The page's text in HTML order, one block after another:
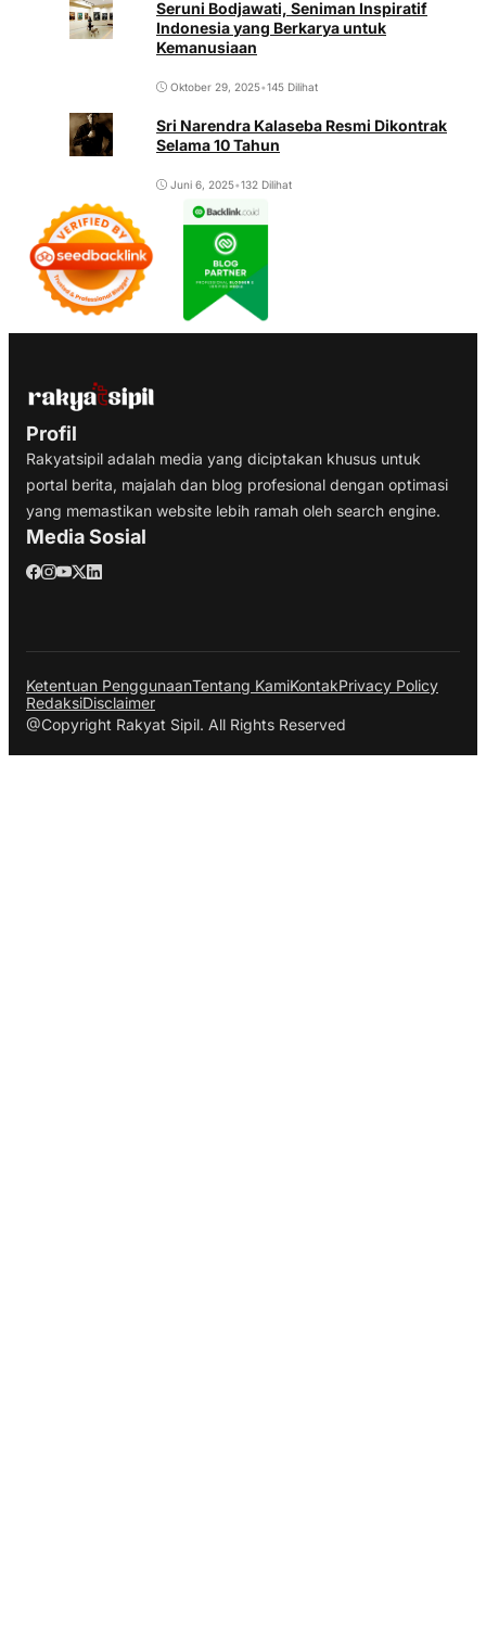
Seruni Bodjawati, Seniman Inspiratif
Indonesia yang Berkarya untuk
Kemanusiaan
Oktober 29, 2025•145 Dilihat
Sri Narendra Kalaseba Resmi Dikontrak
Selama 10 Tahun
Juni 6, 2025•132 Dilihat
Profil
Rakyatsipil adalah media yang diciptakan khusus untuk
portal berita, majalah dan blog profesional dengan optimasi
yang memastikan website lebih ramah oleh search engine.
Media Sosial
Ketentuan PenggunaanTentang KamiKontakPrivacy Policy
RedaksiDisclaimer
@Copyright Rakyat Sipil. All Rights Reserved